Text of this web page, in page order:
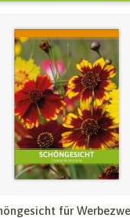
für